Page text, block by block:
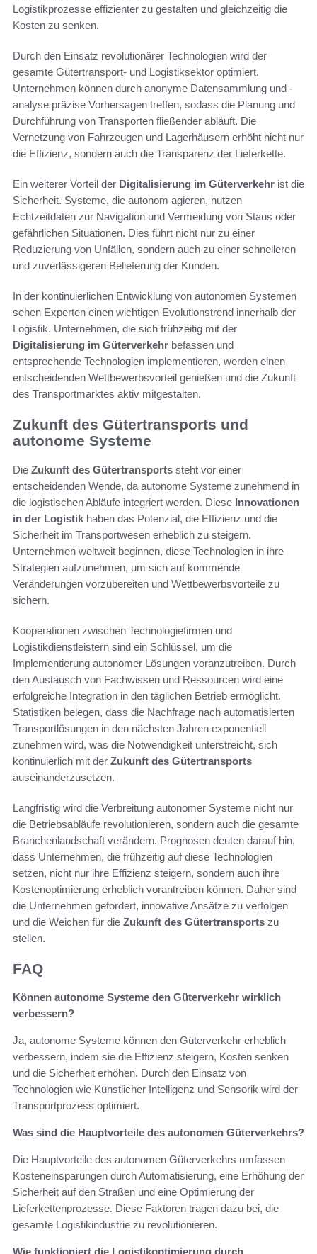
Logistikprozesse effizienter zu gestalten und gleichzeitig die
Kosten zu senken.
Durch den Einsatz revolutionärer Technologien wird der
gesamte Gütertransport- und Logistiksektor optimiert.
Unternehmen können durch anonyme Datensammlung und -
analyse präzise Vorhersagen treffen, sodass die Planung und
Durchführung von Transporten fließender abläuft. Die
Vernetzung von Fahrzeugen und Lagerhäusern erhöht nicht nur
die Effizienz, sondern auch die Transparenz der Lieferkette.
Ein weiterer Vorteil der Digitalisierung im Güterverkehr ist die
Sicherheit. Systeme, die autonom agieren, nutzen
Echtzeitdaten zur Navigation und Vermeidung von Staus oder
gefährlichen Situationen. Dies führt nicht nur zu einer
Reduzierung von Unfällen, sondern auch zu einer schnelleren
und zuverlässigeren Belieferung der Kunden.
In der kontinuierlichen Entwicklung von autonomen Systemen
sehen Experten einen wichtigen Evolutionstrend innerhalb der
Logistik. Unternehmen, die sich frühzeitig mit der
Digitalisierung im Güterverkehr befassen und
entsprechende Technologien implementieren, werden einen
entscheidenden Wettbewerbsvorteil genießen und die Zukunft
des Transportmarktes aktiv mitgestalten.
Zukunft des Gütertransports und
autonome Systeme
Die Zukunft des Gütertransports steht vor einer
entscheidenden Wende, da autonome Systeme zunehmend in
die logistischen Abläufe integriert werden. Diese Innovationen
in der Logistik haben das Potenzial, die Effizienz und die
Sicherheit im Transportwesen erheblich zu steigern.
Unternehmen weltweit beginnen, diese Technologien in ihre
Strategien aufzunehmen, um sich auf kommende
Veränderungen vorzubereiten und Wettbewerbsvorteile zu
sichern.
Kooperationen zwischen Technologiefirmen und
Logistikdienstleistern sind ein Schlüssel, um die
Implementierung autonomer Lösungen voranzutreiben. Durch
den Austausch von Fachwissen und Ressourcen wird eine
erfolgreiche Integration in den täglichen Betrieb ermöglicht.
Statistiken belegen, dass die Nachfrage nach automatisierten
Transportlösungen in den nächsten Jahren exponentiell
zunehmen wird, was die Notwendigkeit unterstreicht, sich
kontinuierlich mit der Zukunft des Gütertransports
auseinanderzusetzen.
Langfristig wird die Verbreitung autonomer Systeme nicht nur
die Betriebsabläufe revolutionieren, sondern auch die gesamte
Branchenlandschaft verändern. Prognosen deuten darauf hin,
dass Unternehmen, die frühzeitig auf diese Technologien
setzen, nicht nur ihre Effizienz steigern, sondern auch ihre
Kostenoptimierung erheblich vorantreiben können. Daher sind
die Unternehmen gefordert, innovative Ansätze zu verfolgen
und die Weichen für die Zukunft des Gütertransports zu
stellen.
FAQ
Können autonome Systeme den Güterverkehr wirklich
verbessern?
Ja, autonome Systeme können den Güterverkehr erheblich
verbessern, indem sie die Effizienz steigern, Kosten senken
und die Sicherheit erhöhen. Durch den Einsatz von
Technologien wie Künstlicher Intelligenz und Sensorik wird der
Transportprozess optimiert.
Was sind die Hauptvorteile des autonomen Güterverkehrs?
Die Hauptvorteile des autonomen Güterverkehrs umfassen
Kosteneinsparungen durch Automatisierung, eine Erhöhung der
Sicherheit auf den Straßen und eine Optimierung der
Lieferkettenprozesse. Diese Faktoren tragen dazu bei, die
gesamte Logistikindustrie zu revolutionieren.